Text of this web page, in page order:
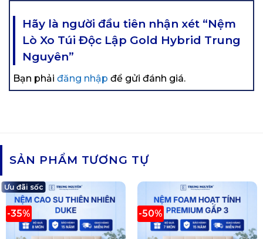
Hãy là người đầu tiên nhận xét “Nệm
Lò Xo Túi Độc Lập Gold Hybrid Trung
Nguyên”
Bạn phải đăng nhập để gửi đánh giá.
SẢN PHẨM TƯƠNG TỰ
-35%
Ưu đãi sốc
-50%